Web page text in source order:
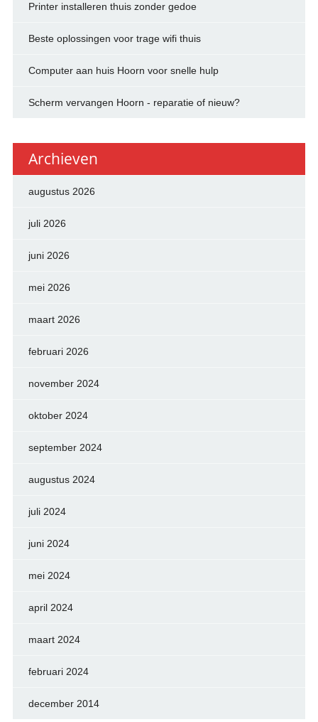
Printer installeren thuis zonder gedoe
Beste oplossingen voor trage wifi thuis
Computer aan huis Hoorn voor snelle hulp
Scherm vervangen Hoorn - reparatie of nieuw?
Archieven
augustus 2026
juli 2026
juni 2026
mei 2026
maart 2026
februari 2026
november 2024
oktober 2024
september 2024
augustus 2024
juli 2024
juni 2024
mei 2024
april 2024
maart 2024
februari 2024
december 2014